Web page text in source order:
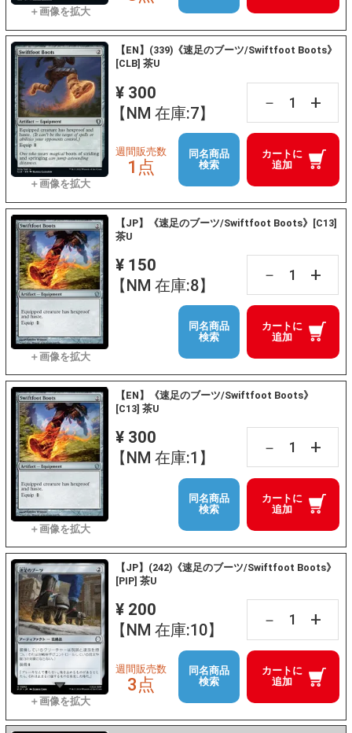
【EN】(339)《速足のブーツ/Swiftfoot Boots》
[CLB] 茶U
¥ 300
【NM 在庫:7】
－ +
カートに
追加
週間販売数
1点
同名商品
検索
【JP】《速足のブーツ/Swiftfoot Boots》[C13]
茶U
¥ 150
【NM 在庫:8】
－ +
カートに
追加
同名商品
検索
【EN】《速足のブーツ/Swiftfoot Boots》
[C13] 茶U
¥ 300
【NM 在庫:1】
－ +
カートに
追加
同名商品
検索
【JP】(242)《速足のブーツ/Swiftfoot Boots》
[PIP] 茶U
¥ 200
【NM 在庫:10】
－ +
カートに
追加
週間販売数
3点
同名商品
検索